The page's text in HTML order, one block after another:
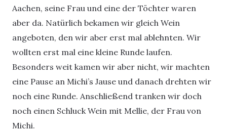
Aachen, seine Frau und eine der Töchter waren
aber da. Natürlich bekamen wir gleich Wein
angeboten, den wir aber erst mal ablehnten. Wir
wollten erst mal eine kleine Runde laufen.
Besonders weit kamen wir aber nicht, wir machten
eine Pause an Michi’s Jause und danach drehten wir
noch eine Runde. Anschließend tranken wir doch
noch einen Schluck Wein mit Mellie, der Frau von
Michi.